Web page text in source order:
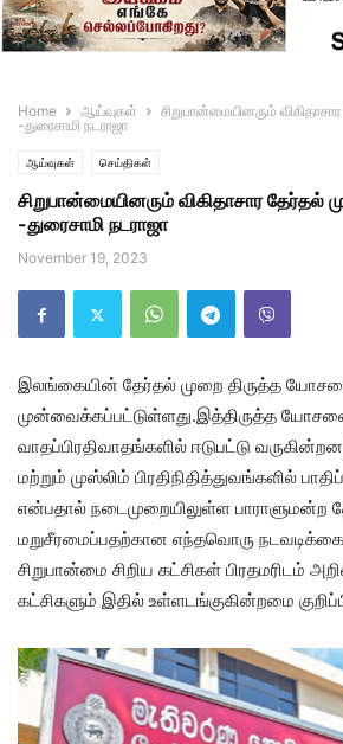
Home ஆய்வுகள்
சிறுபான்மையினரும்
-துரைசாமி நடராஜா
ஆய்வுகள் செய்திகள்
சிறுபான்மையினரும் விகிதாசார தேர்தல்
-துரைசாமி நடராஜா
November 19, 2023
இலங்கையின் தேர்தல் முறை திருத்த
முன்வைக்கப்பட்டுள்ளது.இத்திருத்த
வாதப்பிரதிவாதங்களில் ஈடுபட்டு
மற்றும் முஸ்லிம் பிரதிநிதித்துவங்களில்
என்பதால் நடைமுறையிலுள்ள பாராளுமன்ற
மறுசீரமைப்பதற்கான எந்தவொரு
சிறுபான்மை சிறிய கட்சிகள் பிரதமரிடம்
கட்சிகளும் இதில் உள்ளடங்குகின்றமை